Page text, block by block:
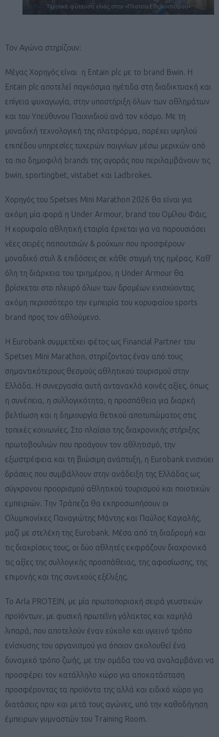
Τιμητική φύτευση ελιάς στην «Πλατεία Εθελοντισμού»
Τον Αγώνα στηρίζουν:
Μέγας Χορηγός είναι η Entain plc με το brand Bwin. Η
Entain plc αποτελεί παγκόσμια ηγέτιδα στη διαδικτυακή και
επίγεια ψυχαγωγία, στην υποστήριξη όλων των αθλημάτων
και του Υπεύθυνου Παιχνιδιού ανά τον κόσμο. Με τη
μοναδική τεχνολογική της πλατφόρμα, παρέχει υψηλού
επιπέδου υπηρεσίες τυχερών παιγνίων μέσω μερικών από
τα πιο δημοφιλή brands της αγοράς που περιλαμβάνουν τις
bwin, sportingbet, vistabet και Ladbrokes.
Χορηγός του Spetses Mini Marathon 2026 θα είναι για
ακόμη μία φορά η Under Armour, brand του Ομίλου Φάις.
Η κορυφαία αθλητική εταιρία έρχεται για να παρουσιάσει
νέες σειρές παπουτσιών & ρούχων που προσφέρουν
μοναδικό στυλ & επιδόσεις σε κάθε στιγμή της ημέρας. Καθ’
όλη τη διάρκεια του τριημέρου, η Under Armour θα
βρίσκεται στο πλευρό όλων των δρομέων ενισχύοντας
ακόμη περισσότερο την εμπειρία του κορυφαίου sports
brand προς τον αθλούμενο.
Η Eurobank συμμετέχει φέτος ως Financial Partner του
Spetses Mini Marathon, στηρίζοντας έναν από τους
σημαντικότερους θεσμούς αθλητικού τουρισμού στην
Ελλάδα. Η συνεργασία αυτή αντανακλά κοινές αξίες, όπως
η συνέπεια, η συλλογικότητα, η προσπάθεια για διαρκή
βελτίωση και η δημιουργία θετικού αποτυπώματος στις
τοπικές κοινωνίες. Στο πλαίσιο της διαχρονικής στήριξης
πρωτοβουλιών που προάγουν τον αθλητισμό, την
εξωστρέφεια και τη βιώσιμη ανάπτυξη, η Eurobank ενισχύει
δράσεις που συμβάλλουν στην ανάδειξη της Ελλάδας ως
σύγχρονου προορισμού αθλητικού τουρισμού και ποιοτικών
εμπειριών. Την Τράπεζα θα εκπροσωπήσουν οι
Ολυμπιονίκες Παναγιώτης Μάντης και Παύλος Καγιαλής,
μαζί με στελέχη της Eurobank. Μέσα από τη διαδρομή και
τις διακρίσεις τους, οι δύο αθλητές εκφράζουν διαχρονικά
τις αξίες της συλλογικής προσπάθειας, της αφοσίωσης, της
επιμονής και της συνεχούς εξέλιξης.
Το Arla PROTEIN, με μία πρωτοποριακή σειρά γευστικών
προϊόντων, με φυσική πρωτεΐνη γάλακτος και χαμηλά
λιπαρά, που αποτελούν έναν εύκολο και υγιεινό τρόπο
ενίσχυσης του οργανισμού για όποιον ακολουθεί ένα
δυναμικό τρόπο ζωής, με την ομάδα του να αναλαμβάνει να
προσφέρει τον κατάλληλο χώρο για αποκατάσταση
προσφέροντας τα προϊόντα της αλλά και ειδικό χώρο για
διατάσεις πριν και μετά τους αγώνες, υπό την καθοδήγηση
έμπειρων γυμναστών του Training Room.